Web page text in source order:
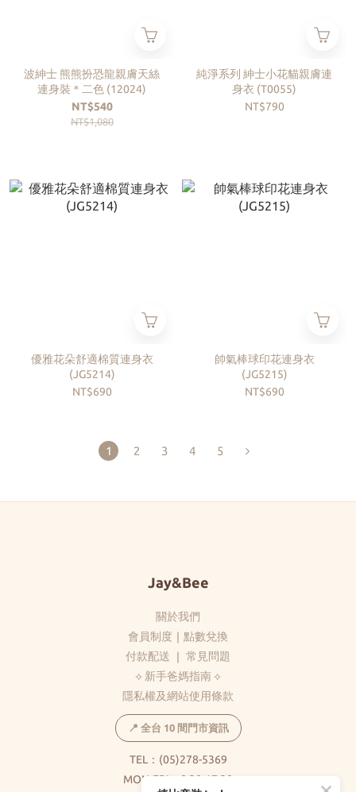
波紳士 熊熊扮恐龍親膚天絲
連身裝＊二色 (12024)
NT$540
NT$1,080
純淨系列 紳士小花貓親膚連
身衣 (T0055)
NT$790
優雅花朵舒適棉質連身衣
(JG5214)
NT$690
帥氣棒球印花連身衣
(JG5215)
NT$690
1 2 3 4 5
Jay&Bee
關於我們
會員制度 ｜ 點數兌換
付款配送 ｜ 常見問題
⟡ 新手爸媽指南 ⟡
隱私權及網站使用條款
📍 全台 10 間門市資訊
TEL：(05)278-5369
MON-FRI：8:30-17:30